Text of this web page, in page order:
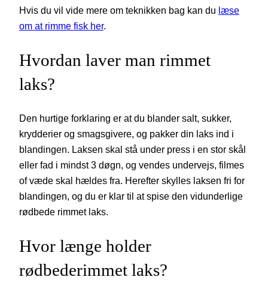
Hvis du vil vide mere om teknikken bag kan du læse
om at rimme fisk her.
Hvordan laver man rimmet
laks?
Den hurtige forklaring er at du blander salt, sukker,
krydderier og smagsgivere, og pakker din laks ind i
blandingen. Laksen skal stå under press i en stor skål
eller fad i mindst 3 døgn, og vendes undervejs, filmes
of væde skal hældes fra. Herefter skylles laksen fri for
blandingen, og du er klar til at spise den vidunderlige
rødbede rimmet laks.
Hvor længe holder
rødbederimmet laks?